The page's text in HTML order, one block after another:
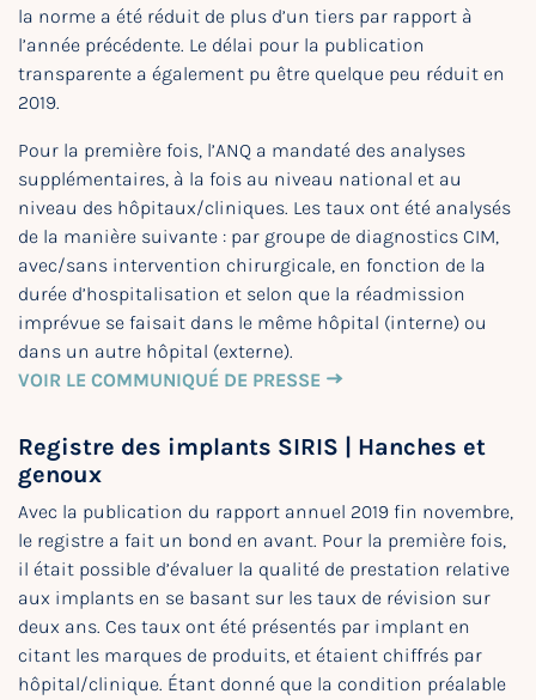
la norme a été réduit de plus d’un tiers par rapport à
l’année précédente. Le délai pour la publication
transparente a également pu être quelque peu réduit en
2019.
Pour la première fois, l’ANQ a mandaté des analyses
supplémentaires, à la fois au niveau national et au
niveau des hôpitaux/cliniques. Les taux ont été analysés
de la manière suivante : par groupe de diagnostics CIM,
avec/sans intervention chirurgicale, en fonction de la
durée d’hospitalisation et selon que la réadmission
imprévue se faisait dans le même hôpital (interne) ou
dans un autre hôpital (externe).
VOIR LE COMMUNIQUÉ DE PRESSE
Registre des implants SIRIS | Hanches et
genoux
Avec la publication du rapport annuel 2019 fin novembre,
le registre a fait un bond en avant. Pour la première fois,
il était possible d’évaluer la qualité de prestation relative
aux implants en se basant sur les taux de révision sur
deux ans. Ces taux ont été présentés par implant en
citant les marques de produits, et étaient chiffrés par
hôpital/clinique. Étant donné que la condition préalable